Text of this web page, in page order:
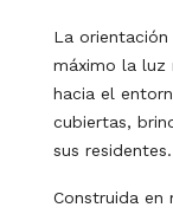
La
máximo la luz
hacia el
cubiertas,
sus residentes.
Construida en